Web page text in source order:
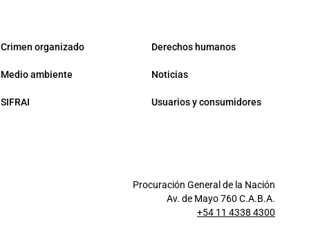
Crimen organizado Derechos humanos
Medio ambiente Noticias
SIFRAI Usuarios y consumidores
Procuración General de la Nación
Av. de Mayo 760 C.A.B.A.
+54 11 4338 4300